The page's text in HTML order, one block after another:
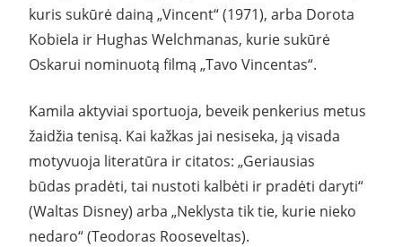
kuris sukūrė dainą „Vincent“ (1971), arba Dorota
Kobiela ir Hughas Welchmanas, kurie sukūrė
Oskarui nominuotą filmą „Tavo Vincentas“.
Kamila aktyviai sportuoja, beveik penkerius metus
žaidžia tenisą. Kai kažkas jai nesiseka, ją visada
motyvuoja literatūra ir citatos: „Geriausias
būdas pradėti, tai nustoti kalbėti ir pradėti daryti“
(Waltas Disney) arba „Neklysta tik tie, kurie nieko
nedaro“ (Teodoras Rooseveltas).